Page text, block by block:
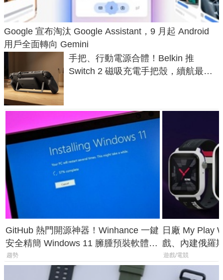
Google 宣布淘汰 Google Assistant，9 月起 Android
用戶全面轉向 Gemini
手把、行動電源合體！Belkin 推
Switch 2 磁吸充電手把殼，續航最高
GitHub 熱門開源神器！Winhance 一鍵
安全精簡 Windows 11 臃腫預裝軟體與
後台追蹤
趨勢
日廠 My Play
戲、內建俄羅
過竟然不能連
遊戲/電競